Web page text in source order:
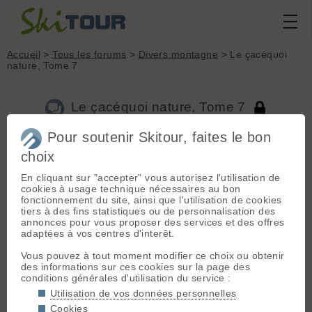
Accueil >Tous les forums > Divers montagne > Le çacéquoi
nature, Tome 7
Le çacéquoi nature, Tome 7
Aller à la page :
387...746 Suivante
Nouveau sujet Voir tous les sujets Chercher Archives
J
JMC63[1562posts] - Le 13/08/2020 18:19
Tu monte s aux Têtes de Ste Marguerite, on voit la moraine
du Monetier ?
Popshe[389posts] - Le 13/08/2020 20:20
Pour soutenir Skitour, faites le bon
choix
En cliquant sur "accepter" vous autorisez l'utilisation de
cookies à usage technique nécessaires au bon
fonctionnement du site, ainsi que l'utilisation de cookies
tiers à des fins statistiques ou de personnalisation des
annonces pour vous proposer des services et des offres
adaptées à vos centres d'interêt.
Vous pouvez à tout moment modifier ce choix ou obtenir
des informations sur ces cookies sur la page des
conditions générales d'utilisation du service :
Utilisation de vos données personnelles
Cookies